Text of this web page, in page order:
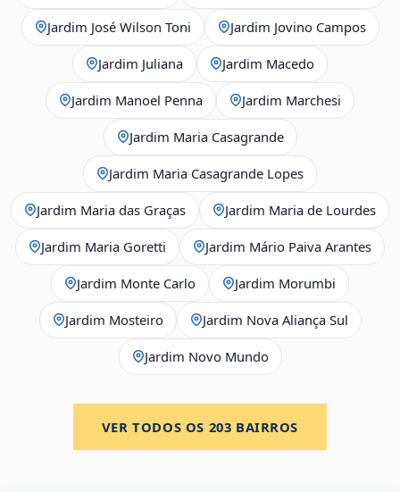
Jardim José Wilson Toni Jardim Jovino Campos
Jardim Juliana Jardim Macedo
Jardim Manoel Penna Jardim Marchesi
Jardim Maria Casagrande
Jardim Maria Casagrande Lopes
Jardim Maria das Graças Jardim Maria de Lourdes
Jardim Maria Goretti Jardim Mário Paiva Arantes
Jardim Monte Carlo Jardim Morumbi
Jardim Mosteiro Jardim Nova Aliança Sul
Jardim Novo Mundo
VER TODOS OS 203 BAIRROS